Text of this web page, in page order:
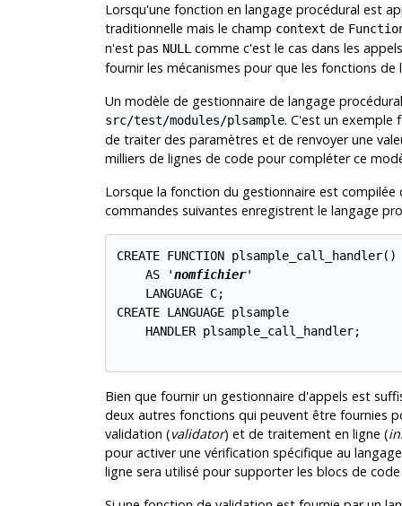
Lorsqu'une fonction en langage procédural est
traditionnelle mais le champ context de
n'est pas NULLcomme c'est le cas dans les
fournir les mécanismes pour que les fonctions
Un modèle de gestionnaire de langage
src/test/modules/plsample. C'est un exemple
de traiter des paramètres et de renvoyer une
milliers de lignes de code pour compléter ce
Lorsque la fonction du gestionnaire est
commandes suivantes enregistrent le langage
CREATE FUNCTION plsample_call_handler()
    AS '
nomfichier'
    LANGUAGE C;
CREATE LANGUAGE plsample
    HANDLER plsample_call_handler;
Bien que fournir un gestionnaire d'appels est
deux autres fonctions qui peuvent être fournies
validation (validator) et de traitement en ligne (
pour activer une vérification spécifique au
ligne sera utilisé pour supporter les blocs de